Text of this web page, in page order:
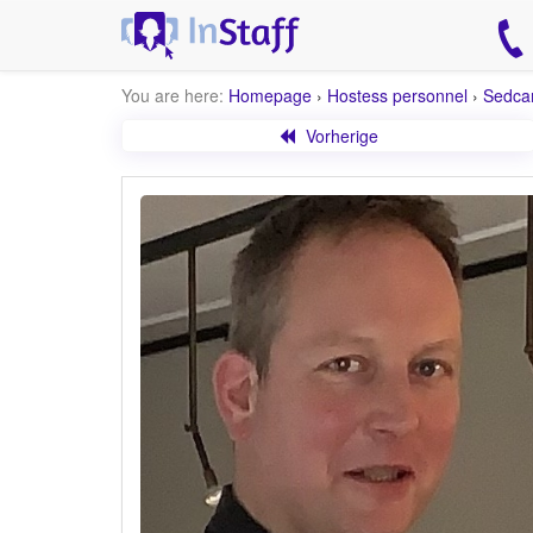
You are here: Homepage › Hostess personnel ›
Vorherige